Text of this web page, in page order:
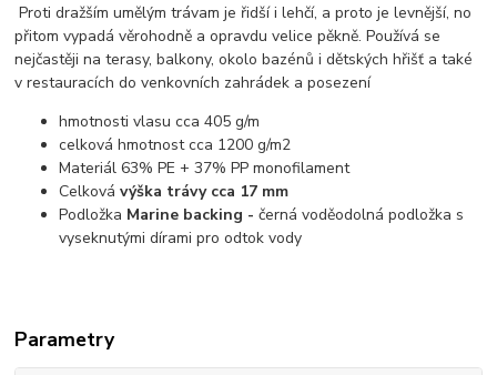
Proti dražším umělým trávam je řidší i lehčí, a proto je levnější, no
přitom vypadá věrohodně a opravdu velice pěkně. Používá se
nejčastěji na terasy, balkony, okolo bazénů i dětských hřišť a také
v restauracích do venkovních zahrádek a posezení
hmotnosti vlasu cca 405 g/m
celková hmotnost cca 1200 g/m2
Materiál 63% PE + 37% PP monofilament
Celkovávýška trávy cca 17 mm
Podložka Marine backing -černá voděodolná podložka s
vyseknutými dírami pro odtok vody
Parametry